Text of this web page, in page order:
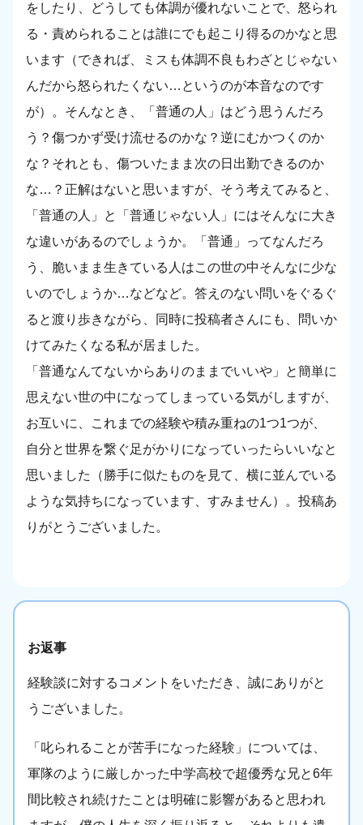
をしたり、どうしても体調が優れないことで、怒られ
る・責められることは誰にでも起こり得るのかなと思
います（できれば、ミスも体調不良もわざとじゃない
んだから怒られたくない…というのが本音なのです
が）。そんなとき、「普通の人」はどう思うんだろ
う？傷つかず受け流せるのかな？逆にむかつくのか
な？それとも、傷ついたまま次の日出勤できるのか
な…？正解はないと思いますが、そう考えてみると、
「普通の人」と「普通じゃない人」にはそんなに大き
な違いがあるのでしょうか。「普通」ってなんだろ
う、脆いまま生きている人はこの世の中そんなに少な
いのでしょうか…などなど。答えのない問いをぐるぐ
ると渡り歩きながら、同時に投稿者さんにも、問いか
けてみたくなる私が居ました。
「普通なんてないからありのままでいいや」と簡単に
思えない世の中になってしまっている気がしますが、
お互いに、これまでの経験や積み重ねの1つ1つが、
自分と世界を繋ぐ足がかりになっていったらいいなと
思いました（勝手に似たものを見て、横に並んでいる
ような気持ちになっています、すみません）。投稿あ
りがとうございました。
お返事
経験談に対するコメントをいただき、誠にありがと
うございました。
「叱られることが苦手になった経験」については、
軍隊のように厳しかった中学高校で超優秀な兄と6年
間比較され続けたことは明確に影響があると思われ